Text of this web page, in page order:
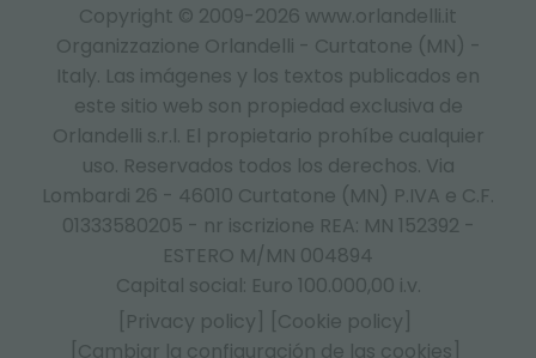
Copyright © 2009-2026 www.orlandelli.it
Organizzazione Orlandelli - Curtatone (MN) -
Italy. Las imágenes y los textos publicados en
este sitio web son propiedad exclusiva de
Orlandelli s.r.l. El propietario prohíbe cualquier
uso. Reservados todos los derechos. Via
Lombardi 26 - 46010 Curtatone (MN) P.IVA e C.F.
01333580205 - nr iscrizione REA: MN 152392 -
ESTERO M/MN 004894
Capital social: Euro 100.000,00 i.v.
[Privacy policy]
[Cookie policy]
[Cambiar la configuración de las cookies]